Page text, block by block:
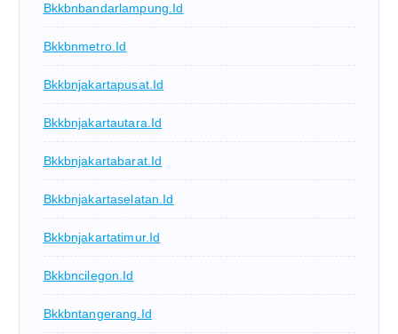
Bkkbnbandarlampung.id
Bkkbnmetro.id
Bkkbnjakartapusat.id
Bkkbnjakartautara.id
Bkkbnjakartabarat.id
Bkkbnjakartaselatan.id
Bkkbnjakartatimur.id
Bkkbncilegon.id
Bkkbntangerang.id